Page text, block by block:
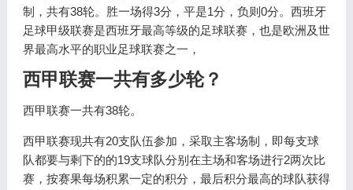
制，共有38轮。胜一场得3分，平是1分，负则0分。西班牙
足球甲级联赛是西班牙最高等级的足球联赛，也是欧洲及世
界最高水平的职业足球联赛之一，
西甲联赛一共有多少轮？
西甲联赛一共有38轮。
西甲联赛现共有20支队伍参加，采取主客场制，即每支球
队都要与剩下的的19支球队分别在主场和客场进行2两次比
赛，按赛果每场积累一定的积分，最后积分最高的球队获得